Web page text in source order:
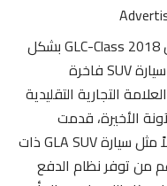
تم إعادة تصميم مرسيدس GLC-Class 2018 بشكل
كامل لعام 2016، لتقديم سيارة SUV فاخرة
التجارية التقليدية
الأخيرة، قدمت
مرسيدس نماذج أصغر قليلاً مثل سيارة GLA SUV ذات
من توفر نظام الدفع